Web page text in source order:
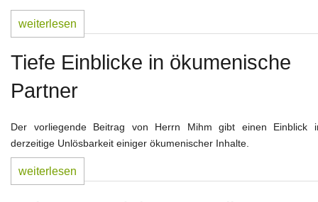
Impressum
weiterlesen
Tiefe Einblicke in ökumenische
Partner
Der vorliegende Beitrag von Herrn Mihm gibt einen Einblick
derzeitige Unlösbarkeit einiger ökumenischer Inhalte.
weiterlesen